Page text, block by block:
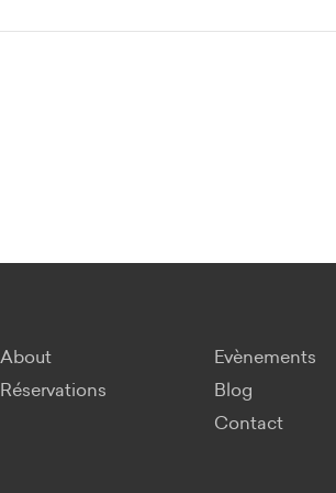
About
Réservations
Evènements
Blog
Contact